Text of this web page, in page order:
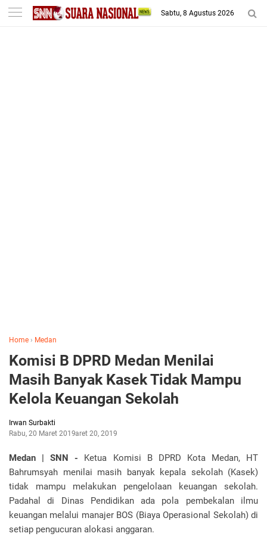
-->
Sabtu, 8 Agustus 2026
Home › Medan
Komisi B DPRD Medan Menilai
Masih Banyak Kasek Tidak Mampu
Kelola Keuangan Sekolah
Irwan Surbakti
Rabu, 20 Maret 2019Maret 20, 2019
Medan | SNN - Ketua Komisi B DPRD Kota Medan, HT
Bahrumsyah menilai masih banyak kepala sekolah (Kasek)
tidak mampu melakukan pengelolaan keuangan sekolah.
Padahal di Dinas Pendidikan ada pola pembekalan ilmu
keuangan melalui manajer BOS (Biaya Operasional Sekolah) di
setiap pengucuran alokasi anggaran.